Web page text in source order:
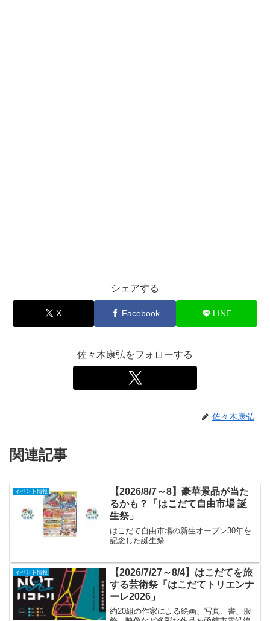
シェアする
X Facebook LINE
佐々木康弘をフォローする
佐々木康弘
関連記事
イベント情報
【2026/8/7～8】豪華景品が当た
るかも？「はこだて自由市場 誕
生祭」
はこだて自由市場の新生オープン30年を
記念した誕生祭
イベント情報
【2026/7/27～8/4】はこだてを旅
する芸術祭「はこだてトリエンナ
ーレ2026」
約20組の作家による絵画、写真、書、服